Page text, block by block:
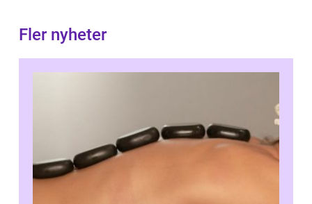
Fler nyheter